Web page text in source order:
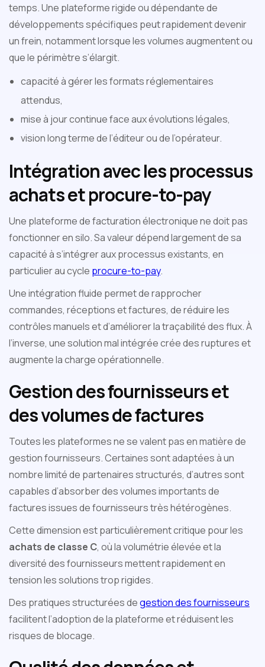
temps. Une plateforme rigide ou dépendante de
développements spécifiques peut rapidement devenir
un frein, notamment lorsque les volumes augmentent ou
que le périmètre s’élargit.
capacité à gérer les formats réglementaires
attendus,
mise à jour continue face aux évolutions légales,
vision long terme de l’éditeur ou de l’opérateur.
Intégration avec les processus
achats et procure-to-pay
Une plateforme de facturation électronique ne doit pas
fonctionner en silo. Sa valeur dépend largement de sa
capacité à s’intégrer aux processus existants, en
particulier au cycle procure-to-pay.
Une intégration fluide permet de rapprocher
commandes, réceptions et factures, de réduire les
contrôles manuels et d’améliorer la traçabilité des flux. À
l’inverse, une solution mal intégrée crée des ruptures et
augmente la charge opérationnelle.
Gestion des fournisseurs et
des volumes de factures
Toutes les plateformes ne se valent pas en matière de
gestion fournisseurs. Certaines sont adaptées à un
nombre limité de partenaires structurés, d’autres sont
capables d’absorber des volumes importants de
factures issues de fournisseurs très hétérogènes.
Cette dimension est particulièrement critique pour les
achats de classe C, où la volumétrie élevée et la
diversité des fournisseurs mettent rapidement en
tension les solutions trop rigides.
Des pratiques structurées degestion des fournisseurs
facilitent l’adoption de la plateforme et réduisent les
risques de blocage.